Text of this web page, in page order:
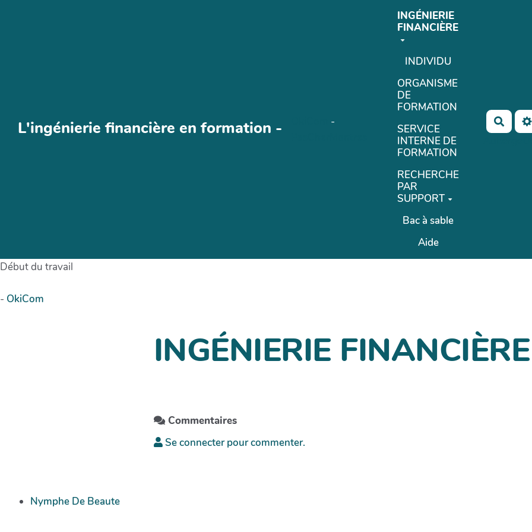
L'ingénierie financière en formation -
-
INGÉNIERIE
FINANCIÈRE
INDIVIDU
ORGANISME
DE
FORMATION
SERVICE
INTERNE DE
FORMATION
RECHERCHE
PAR
SUPPORT
Bac à sable
Aide
Début du travail
- OkiCom
Nymphe De Beaute
INGÉNIERIE FINANCIÈRE
Commentaires
Se connecter pour commenter.